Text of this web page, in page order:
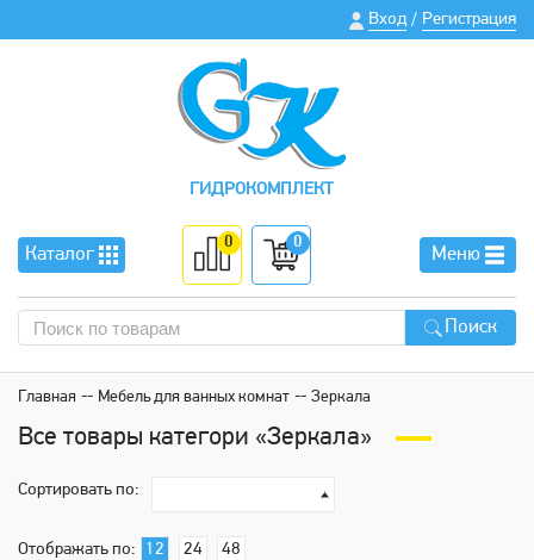
Вход / Регистрация
ГИДРОКОМПЛЕКТ
Каталог
0 0
Меню
Поиск
Главная Мебель для ванных комнат Зеркала
Все товары категори «Зеркала»
Сортировать по:
Отображать по: 12 24 48